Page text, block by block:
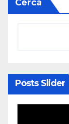
Cerca
Posts Slider